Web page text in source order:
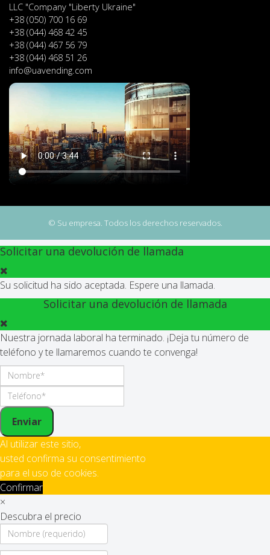
LLC "Company "Liberty Ukraine"
+38 (050) 700 16 69
+38 (044) 468 42 45
+38 (044) 467 56 79
+38 (044) 468 51 26
info@uavending.com
© Su empresa. Todos los derechos reservados.
Solicitar una devolución de llamada
Su solicitud ha sido aceptada. Espere una llamada.
Solicitar una devolución de llamada
Nuestra jornada laboral ha terminado. ¡Deja tu número de
teléfono y te llamaremos cuando te convenga!
Enviar
Al utilizar este sitio,
usted confirma su consentimiento
para el uso de cookies.
Confirmar
×
Descubra el precio